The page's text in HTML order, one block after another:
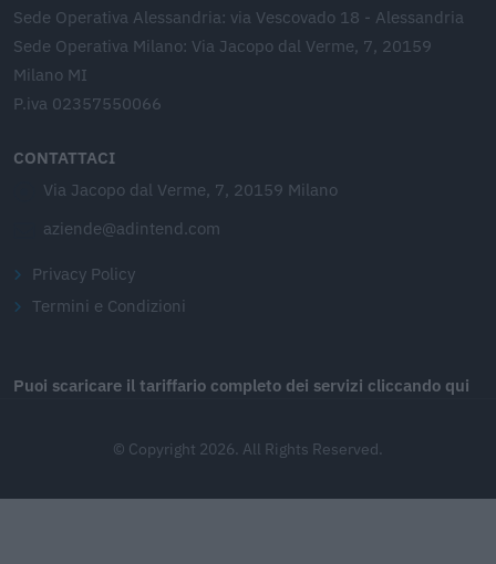
Sede Operativa Alessandria: via Vescovado 18 - Alessandria
Sede Operativa Milano: Via Jacopo dal Verme, 7, 20159
Milano MI
P.iva 02357550066
CONTATTACI
Via Jacopo dal Verme, 7, 20159 Milano
aziende@adintend.com
Privacy Policy
Termini e Condizioni
Puoi scaricare il tariffario completo dei servizi cliccando qui
© Copyright 2026. All Rights Reserved.